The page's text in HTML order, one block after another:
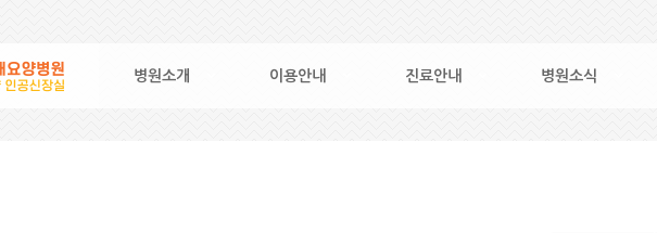
병원소개 이용안내 진료안내 병원소식